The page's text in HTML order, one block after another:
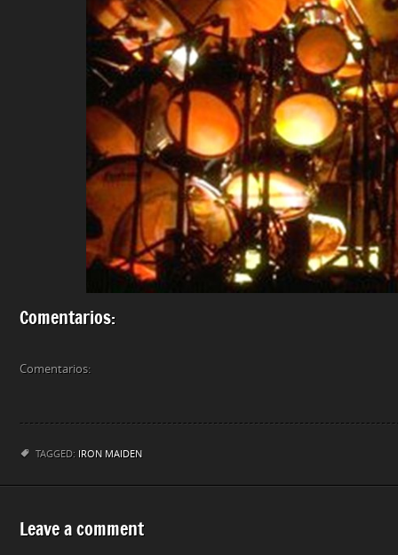
Comentarios:
Comentarios:
TAGGED: IRON MAIDEN
Leave a comment